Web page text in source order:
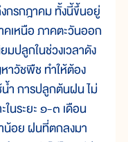
รกฎาคม ทั้งนี้ขึ้นอยู่
คเหนือ ภาคตะวันออก
มปลูกในช่วงเวลาดัง
วัชพืช ทำให้ต้อง
น้ำ การปลูกต้นฝน ไม่
ในระยะ ๑-๓ เดือน
น้อย ฝนที่ตกลงมา